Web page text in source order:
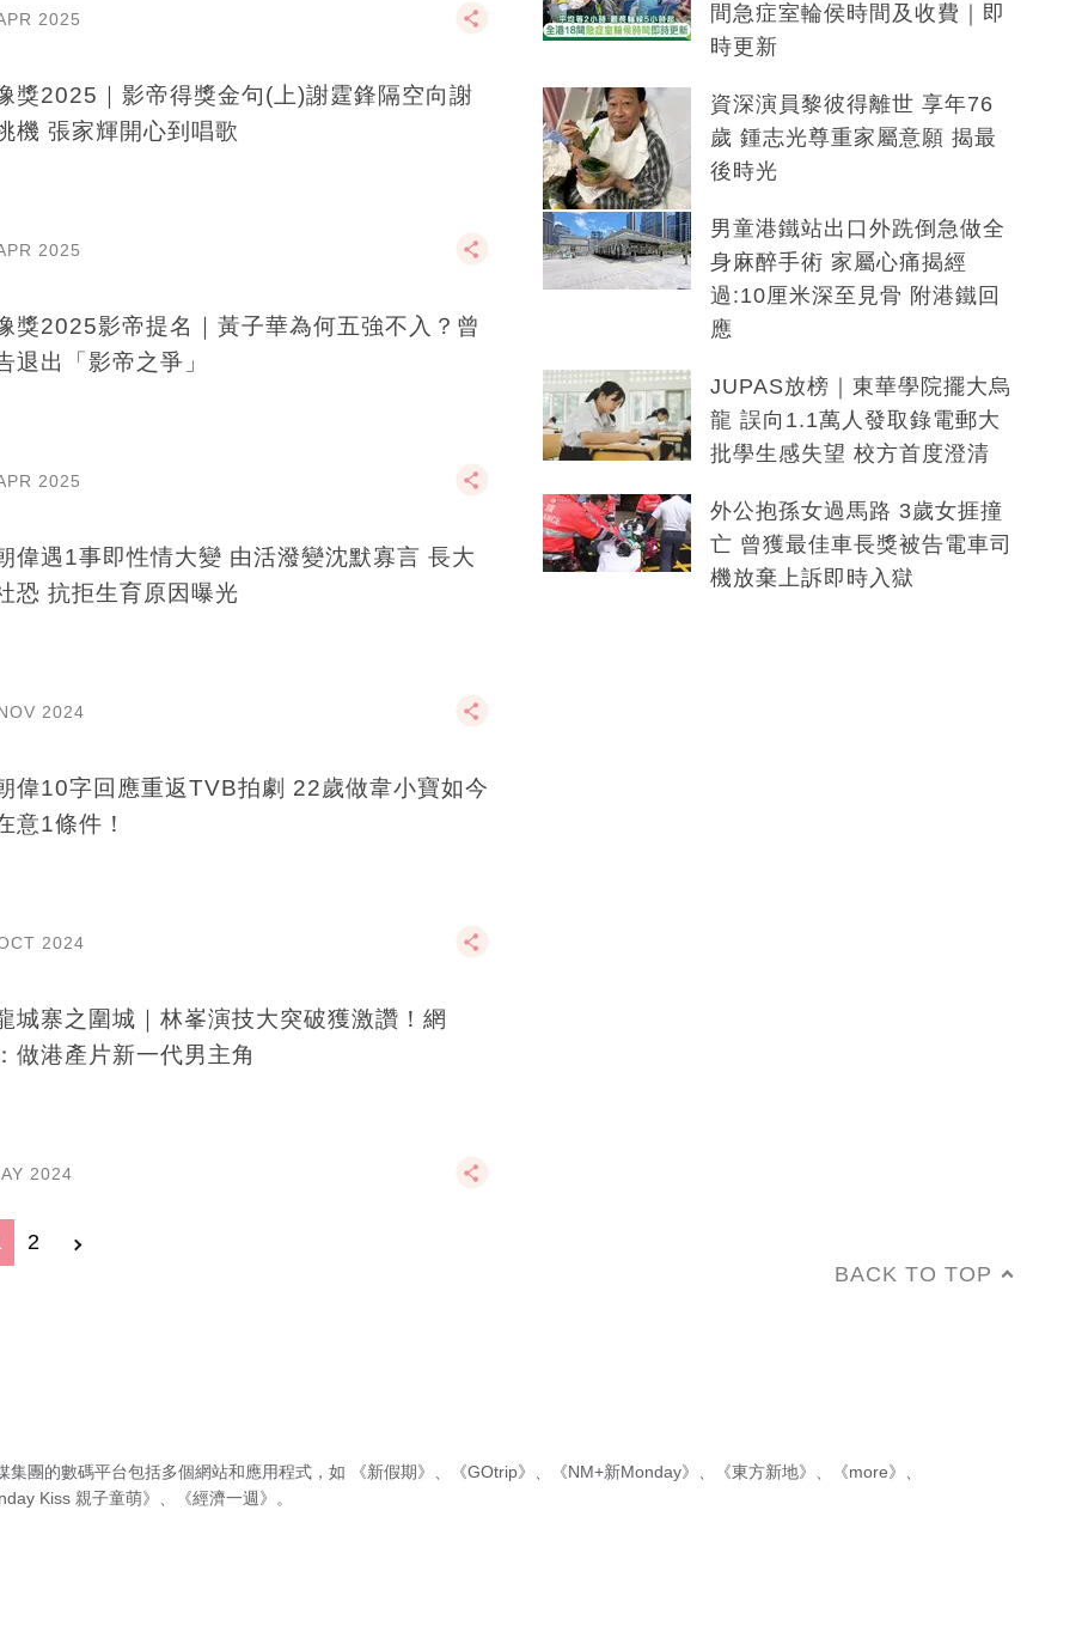
2025
獎2025｜影帝得獎金句(上)謝霆鋒隔空向謝
機 張家輝開心到唱歌
2025
獎2025影帝提名｜黃子華為何五強不入？曾
退出「影帝之爭」
2025
偉遇1事即性情大變 由活潑變沈默寡言 長大
恐 抗拒生育原因曝光
2024
10字回應重返TVB拍劇 22歲做韋小寶如今
意1條件！
2024
城寨之圍城｜林峯演技大突破獲激讚！網
做港產片新一代男主角
2024
2
間急症室輪侯時間及收費｜即
時更新
資深演員黎彼得離世 享年76
歲 鍾志光尊重家屬意願 揭最
後時光
男童港鐵站出口外跣倒急做全
身麻醉手術 家屬心痛揭經
過:10厘米深至見骨 附港鐵回
應
JUPAS放榜｜東華學院擺大烏
龍 誤向1.1萬人發取錄電郵大
批學生感失望 校方首度澄清
外公抱孫女過馬路 3歲女捱撞
亡 曾獲最佳車長獎被告電車司
機放棄上訴即時入獄
BACK TO TOP
集團的數碼平台包括多個網站和應用程式，如 《新假期》 《GOtrip》 《NM+新Monday》 《東方新地》 《more》
Kiss 親子童萌》
《經濟一週》 。